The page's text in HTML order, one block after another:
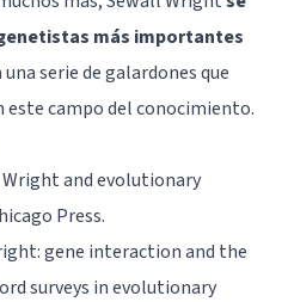
más importantes
serie de galardones que
campo del conocimiento.
Wright and evolutionary
Press.
gene interaction and the
surveys in evolutionary